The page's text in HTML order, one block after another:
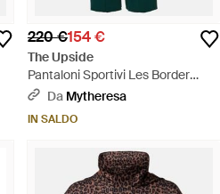
220 €154 €
The Upside
Pantaloni Sportivi Les Border
Freya - Verde
Da Mytheresa
IN SALDO